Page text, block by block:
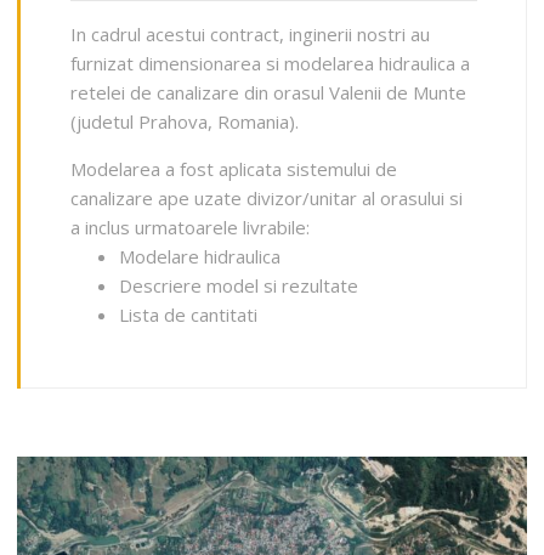
In cadrul acestui contract, inginerii nostri au
furnizat dimensionarea si modelarea hidraulica a
retelei de canalizare din orasul Valenii de Munte
(judetul Prahova, Romania).
Modelarea a fost aplicata sistemului de
canalizare ape uzate divizor/unitar al orasului si
a inclus urmatoarele livrabile:
Modelare hidraulica
Descriere model si rezultate
Lista de cantitati